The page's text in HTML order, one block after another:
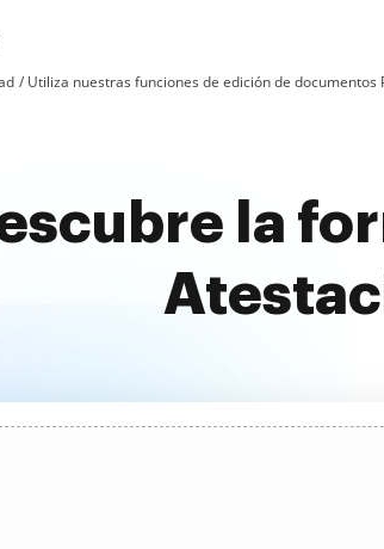
Utiliza nuestras funciones de edición de
la